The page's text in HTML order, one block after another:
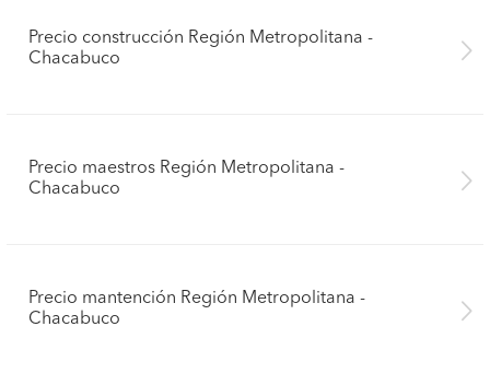
Precio construcción Región Metropolitana -
Chacabuco
Precio maestros Región Metropolitana -
Chacabuco
Precio mantención Región Metropolitana -
Chacabuco